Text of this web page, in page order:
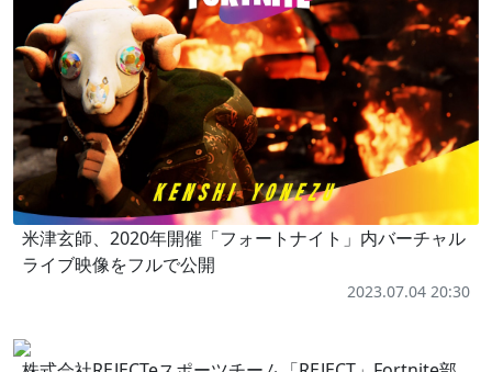
米津玄師、2020年開催「フォートナイト」内バーチャル
ライブ映像をフルで公開
2023.07.04 20:30